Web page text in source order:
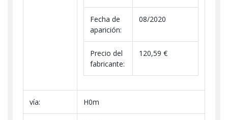
Fecha de
aparición:
08/2020
Precio del
fabricante:
120,59 €
vía: H0m